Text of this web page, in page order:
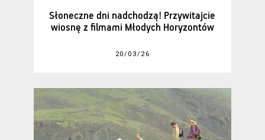
Słoneczne dni nadchodzą! Przywitajcie
wiosnę z filmami Młodych Horyzontów
20/03/26